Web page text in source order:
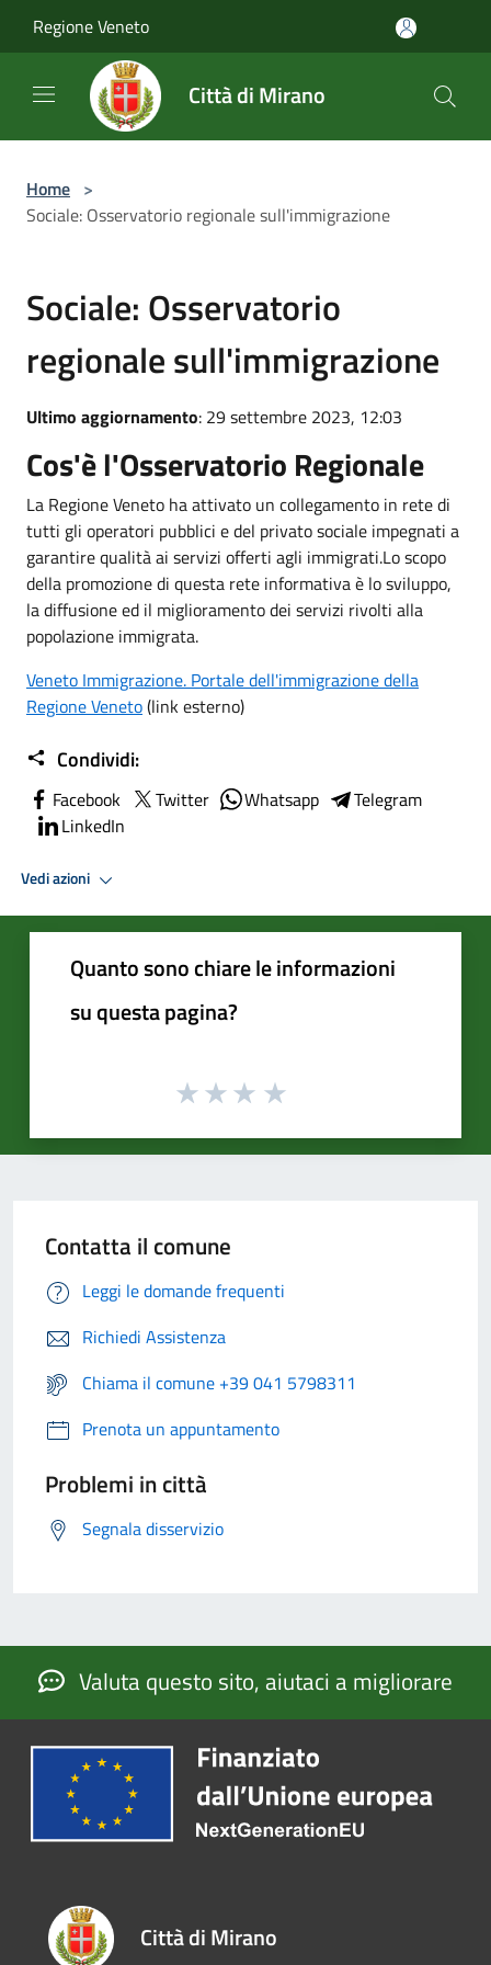
Regione Veneto
Città di Mirano
Home >
Sociale: Osservatorio regionale sull'immigrazione
Sociale: Osservatorio
regionale sull'immigrazione
Ultimo aggiornamento: 29 settembre 2023, 12:03
Cos'è l'Osservatorio Regionale
La Regione Veneto ha attivato un collegamento in rete di
tutti gli operatori pubblici e del privato sociale impegnati a
garantire qualità ai servizi offerti agli immigrati.Lo scopo
della promozione di questa rete informativa è lo sviluppo,
la diffusione ed il miglioramento dei servizi rivolti alla
popolazione immigrata.
Veneto Immigrazione. Portale dell'immigrazione della
Regione Veneto(link esterno)
Condividi:
Facebook Twitter Whatsapp
Telegram
LinkedIn
Vedi azioni
Quanto sono chiare le informazioni
su questa pagina?
Contatta il comune
Leggi le domande frequenti
Richiedi Assistenza
Chiama il comune +39 041 5798311
Prenota un appuntamento
Problemi in città
Segnala disservizio
Valuta questo sito, aiutaci a migliorare
Città di Mirano